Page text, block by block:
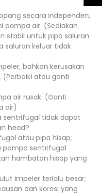
secara independen,
pompa air. (Sediakan
stabil untuk pipa saluran
saluran keluar tidak
bahkan kerusakan
atau ganti
air rusak. (Ganti
air)
sentrifugal tidak dapat
head?
atau pipa hisap;
pompa sentrifugal
hambatan hisap yang
impeler terlalu besar;
dan korosi yang